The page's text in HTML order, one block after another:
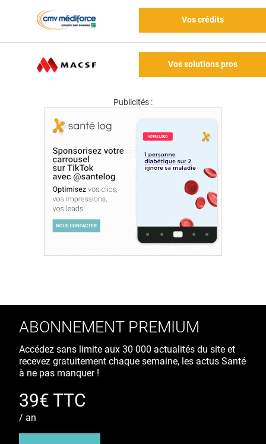
Vos crédits
Vos solutions pros
Publicités :
ABONNEMENT PREMIUM
Accédez sans limite aux 30 000 actualités du site et
recevez gratuitement chaque semaine, les actus Santé
à ne pas manquer !
39€ TTC
/ an